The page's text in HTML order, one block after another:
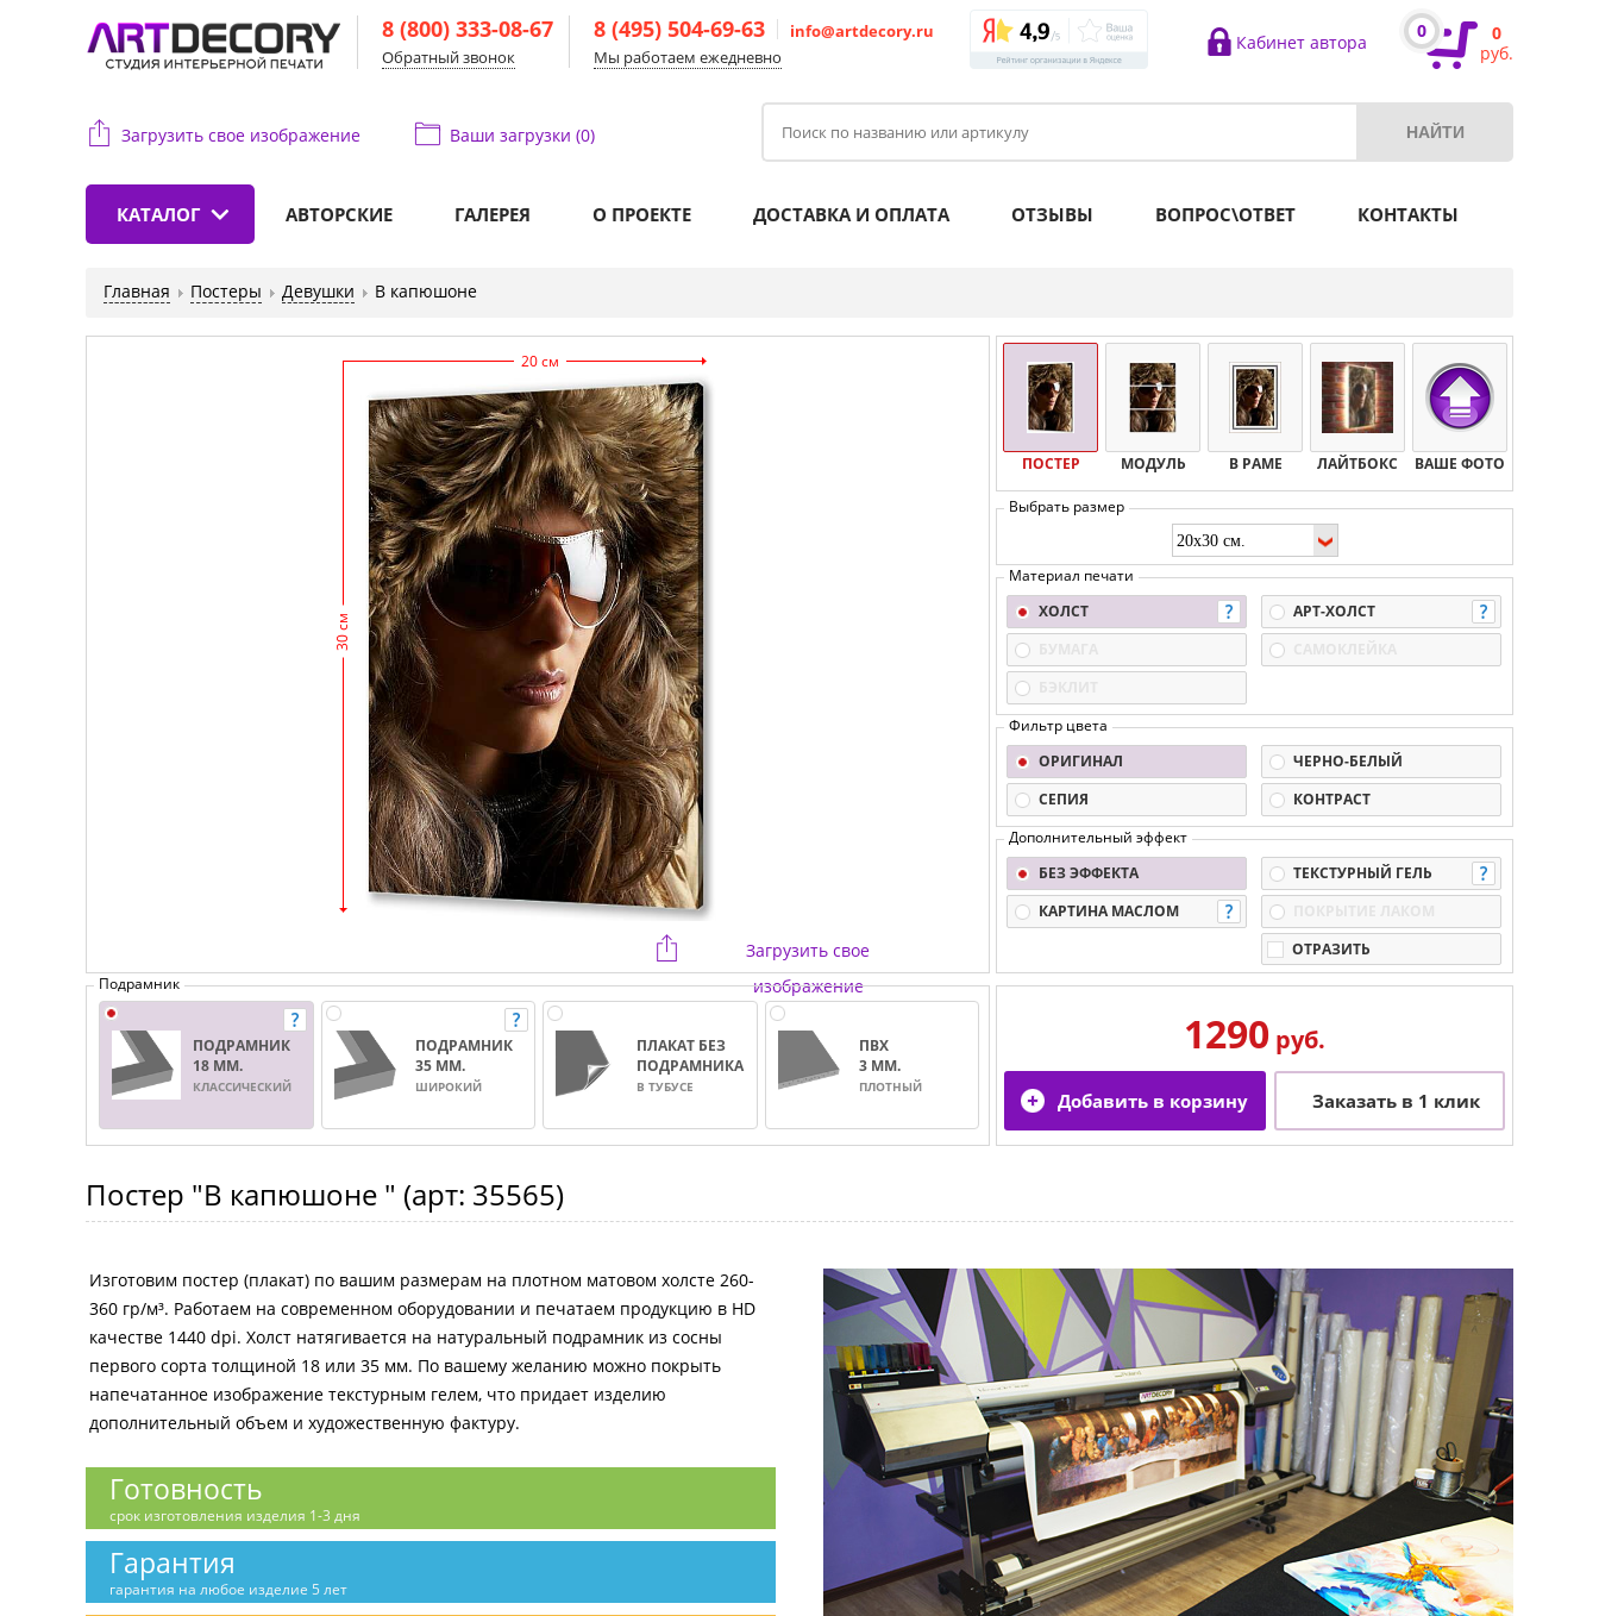
8 (800) 333-08-67
Обратный звонок
8 (495) 504-69-63
info@artdecory.ru
Мы работаем ежедневно
Кабинет автора
0
0
руб.
Загрузить свое изображение Ваши загрузки (0)
КАТАЛОГ АВТОРСКИЕ ГАЛЕРЕЯ О ПРОЕКТЕ ДОСТАВКА И ОПЛАТА ОТЗЫВЫ ВОПРОС\ОТВЕТ КОНТАКТЫ
Главная Постеры Девушки В капюшоне
20 см
30 см
Загрузить свое
изображение
Подрамник
ПОДРАМНИК
18 ММ.
КЛАССИЧЕСКИЙ
ПОДРАМНИК
35 ММ.
ШИРОКИЙ
ПЛАКАТ БЕЗ
ПОДРАМНИКА
В ТУБУСЕ
ПВХ
3 ММ.
ПЛОТНЫЙ
ПОСТЕР МОДУЛЬ В РАМЕ ЛАЙТБОКС ВАШЕ ФОТО
Выбрать размер
Материал печати
ХОЛСТ
АРТ-ХОЛСТ
Фильтр цвета
ОРИГИНАЛ
ЧЕРНО-БЕЛЫЙ
СЕПИЯ
КОНТРАСТ
Дополнительный эффект
БЕЗ ЭФФЕКТА
ТЕКСТУРНЫЙ ГЕЛЬ
КАРТИНА МАСЛОМ
ОТРАЗИТЬ
1290 руб.
Постер "В капюшоне " (арт: 35565)
Изготовим постер (плакат) по вашим размерам на плотном матовом холсте 260-
360 гр/м³. Работаем на современном оборудовании и печатаем продукцию в HD
качестве 1440 dpi. Холст натягивается на натуральный подрамник из сосны
первого сорта толщиной 18 или 35 мм. По вашему желанию можно покрыть
напечатанное изображение текстурным гелем, что придает изделию
дополнительный объем и художественную фактуру.
Готовность
срок изготовления изделия 1-3 дня
Гарантия
гарантия на любое изделие 5 лет